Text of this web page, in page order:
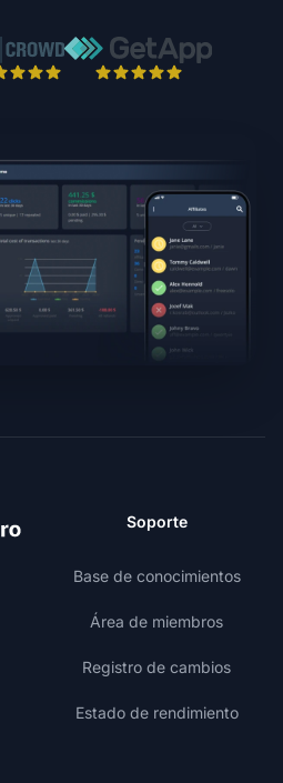
Soporte
Base de conocimientos
Área de miembros
Registro de cambios
Estado de rendimiento